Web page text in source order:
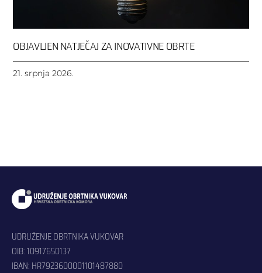
OBJAVLJEN NATJEČAJ ZA INOVATIVNE OBRTE
21. srpnja 2026.
UDRUŽENJE OBRTNIKA VUKOVAR
OIB: 10917650137
IBAN: HR7923600001101487880